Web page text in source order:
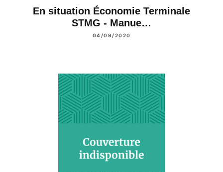
En situation Économie Terminale
STMG - Manue…
04/09/2020